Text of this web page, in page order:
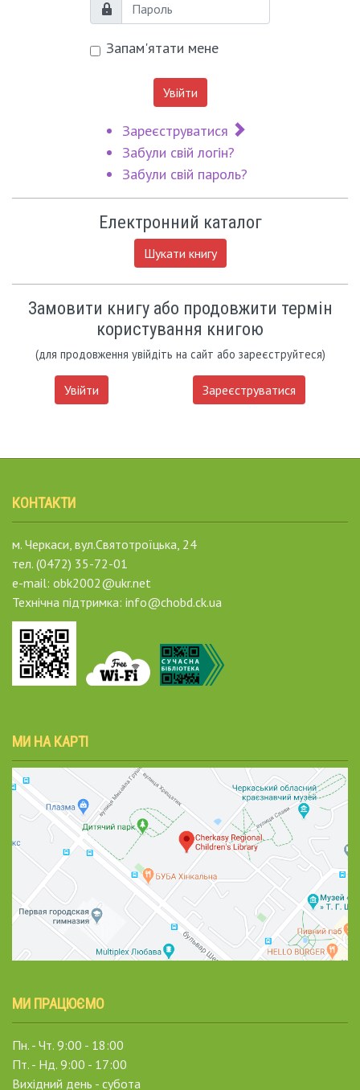
Пароль
Запам'ятати мене
Увійти
Зареєструватися
Забули свій логін?
Забули свій пароль?
Електронний каталог
Шукати книгу
Замовити книгу або продовжити термін
користування книгою
(для продовження увійдіть на сайт або зареєструйтеся)
Увійти Зареєструватися
КОНТАКТИ
м. Черкаси, вул.Святотроїцька, 24
тел. (0472) 35-72-01
e-mail: obk2002@ukr.net
Технічна підтримка: info@chobd.ck.ua
МИ НА КАРТІ
МИ ПРАЦЮЄМО
Пн. - Чт. 9:00 - 18:00
Пт. - Нд. 9:00 - 17:00
Вихідний день - субота